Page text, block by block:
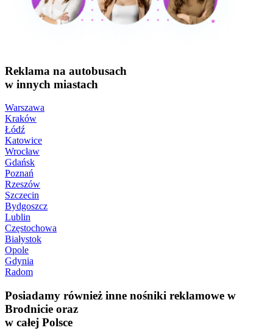
Reklama na autobusach
w innych miastach
Warszawa
Kraków
Łódź
Katowice
Wrocław
Gdańsk
Poznań
Rzeszów
Szczecin
Bydgoszcz
Lublin
Częstochowa
Białystok
Opole
Gdynia
Radom
Posiadamy również inne nośniki reklamowe w
Brodnicie oraz
w całej Polsce